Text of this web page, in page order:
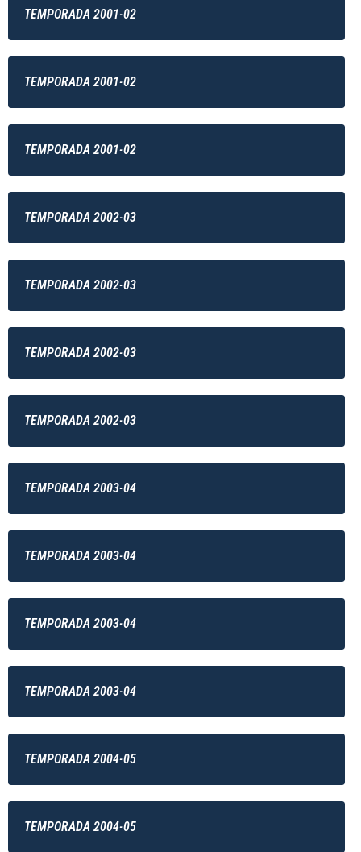
TEMPORADA 2001-02
TEMPORADA 2001-02
TEMPORADA 2001-02
TEMPORADA 2002-03
TEMPORADA 2002-03
TEMPORADA 2002-03
TEMPORADA 2002-03
TEMPORADA 2003-04
TEMPORADA 2003-04
TEMPORADA 2003-04
TEMPORADA 2003-04
TEMPORADA 2004-05
TEMPORADA 2004-05